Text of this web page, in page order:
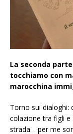
La seconda
tocchiamo con
marocchina
Torno sui dialoghi:
colazione tra figli
strada… per me